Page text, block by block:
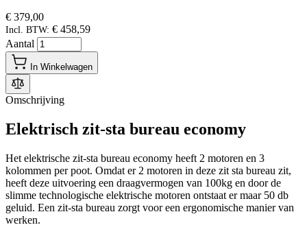
€ 379,00
Incl. BTW: € 458,59
Aantal
In Winkelwagen
Omschrijving
Elektrisch zit-sta bureau economy
Het elektrische zit-sta bureau economy heeft 2 motoren en 3
kolommen per poot. Omdat er 2 motoren in deze zit sta bureau zit,
heeft deze uitvoering een draagvermogen van 100kg en door de
slimme technologische elektrische motoren ontstaat er maar 50 db
geluid. Een zit-sta bureau zorgt voor een ergonomische manier van
werken.